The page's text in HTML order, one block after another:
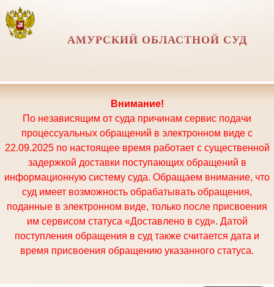
АМУРСКИЙ ОБЛАСТНОЙ СУД
Внимание!
По независящим от суда причинам сервис подачи
процессуальных обращений в электронном виде с
22.09.2025 по настоящее время работает с существенной
задержкой доставки поступающих обращений в
информационную систему суда. Обращаем внимание, что
суд имеет возможность обрабатывать обращения,
поданные в электронном виде, только после присвоения
им сервисом статуса «Доставлено в суд». Датой
поступления обращения в суд также считается дата и
время присвоения обращению указанного статуса.